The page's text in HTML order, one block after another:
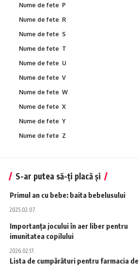
Nume de fete P
Nume de fete R
Nume de fete S
Nume de fete T
Nume de fete U
Nume de fete V
Nume de fete W
Nume de fete X
Nume de fete Y
Nume de fete Z
S-ar putea să-ți placă și
Primul an cu bebe: baita bebelusului
2025.02.07.
Importanța jocului în aer liber pentru
imunitatea copilului
2026.02.17.
Lista de cumpărături pentru farmacia de